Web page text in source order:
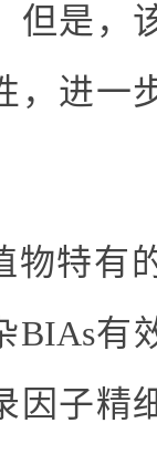
但是，
，进一
物特有
BIAs有
因子精